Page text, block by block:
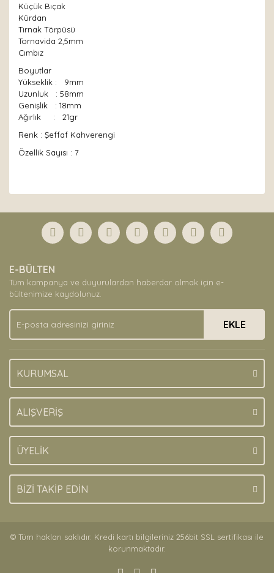
Küçük Bıçak
Kürdan
Tırnak Törpüsü
Tornavida 2,5mm
Cımbız
Boyutlar
Yükseklik : 9mm
Uzunluk : 58mm
Genişlik : 18mm
Ağırlık : 21gr
Renk : Şeffaf Kahverengi
Özellik Sayısı : 7
Yorum Yaz
formunu kullanarak tarafımıza iletebilirsiniz.
Görüş ve önerileriniz için teşekkür ederiz.
Ürün açıklamasında eksik bilgiler bulunuyor.
Ürün bilgilerinde hatalar bulunuyor.
Ürün fiyatı diğer sitelerden daha pahalı.
Bu ürüne benzer farklı alternatifler olmalı.
E-BÜLTEN
Tüm kampanya ve duyurulardan haberdar olmak için e-
bültenimize kaydolunuz.
EKLE
KURUMSAL
ALIŞVERİŞ
ÜYELİK
BİZİ TAKİP EDİN
© Tüm hakları saklıdır. Kredi kartı bilgileriniz 256bit SSL sertifikası ile
korunmaktadır.